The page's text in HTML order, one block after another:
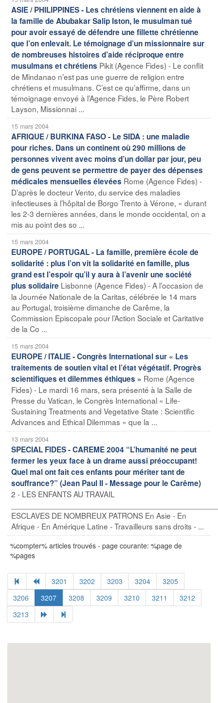
ASIE / PHILIPPINES - Les chrétiens viennent en aide à
la famille de Abubakar Salip Iston, le musulman tué
pour avoir essayé de défendre une fillette chrétienne
que l’on enlevait. Le témoignage d’un missionnaire sur
de nombreuses histoires d’aide réciproque entre
musulmans et chrétiens Pikit (Agence Fides) - Le conflit
de Mindanao n’est pas une guerre de religion entre
chrétiens et musulmans. C’est ce qu’affirme, dans un
témoignage envoyé à l’Agence Fides, le Père Robert
Layson, Missionnai ...
15 mars 2004
AFRIQUE / BURKINA FASO - Le SIDA : une maladie
pour riches. Dans un continent où 290 millions de
personnes vivent avec moins d’un dollar par jour, peu
de gens peuvent se permettre de payer des dépenses
médicales mensuelles élevées Rome (Agence Fides) -
D’après le docteur Vento, du service des maladies
infectieuses à l’hôpital de Borgo Trento à Vérone, « durant
les 2-3 dernières années, dans le monde occidental, on a
mis au point des so ...
15 mars 2004
EUROPE / PORTUGAL - La famille, première école de
solidarité : plus l’on vit la solidarité en famille, plus
grand est l’espoir qu’il y aura à l’avenir une société
plus solidaire Lisbonne (Agence Fides) - A l’occasion de
la Journée Nationale de la Caritas, célébrée le 14 mars
au Portugal, troisième dimanche de Carême, la
Commission Episcopale pour l’Action Sociale et Caritative
de la Co ...
15 mars 2004
EUROPE / ITALIE - Congrès International sur « Les
traitements de soutien vital et l’état végétatif. Progrès
scientifiques et dilemmes éthiques » Rome (Agence
Fides) - Le mardi 16 mars, sera présenté à la Salle de
Presse du Vatican, le Congrès International « Life-
Sustaining Treatments and Vegetative State : Scientific
Advances and Ethical Dilemmas » que la ...
13 mars 2004
SPECIAL FIDES - CAREME 2004 “L’humanité ne peut
fermer les yeux face à un drame aussi préoccupant!
Quel mal ont fait ces enfants pour mériter tant de
souffrance?” (Jean Paul II - Message pour le Carême)
2 - LES ENFANTS AU TRAVAIL
ESCLAVES DE NOMBREUX PATRONS En Asie - En
Afrique - En Amérique Latine - Travailleurs sans droits - ...
%compter% articles trouvés - page courante: %page de
%pages
3201 3202 3203 3204
3205
3206
3207 3208 3209 3210 3211
3212
3213